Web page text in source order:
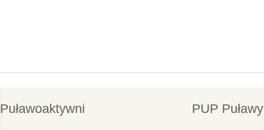
Puławoaktywni PUP Puławy